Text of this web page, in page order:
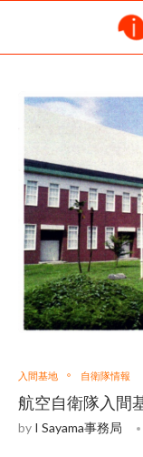
入間基地 自衛隊情報
航空自衛隊入間
by I Sayama事務局